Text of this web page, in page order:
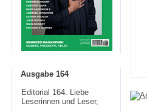
Ausgabe 164
Editorial 164. Liebe
Leserinnen und Leser,